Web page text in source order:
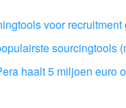
voor
sourcingtools
haalt 5 miljoen euro